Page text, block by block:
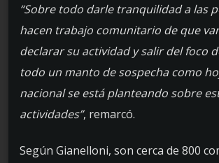
“Sobre todo darle tranquilidad a las
hacen trabajo comunitario de que
declarar su actividad y salir del foco
todo un manto de sospecha como
nacional se está planteando sobre
actividades”, remarcó.
Según Gianelloni, son cerca de 800